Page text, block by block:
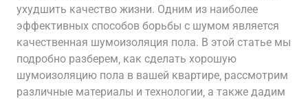
ухудшить качество жизни. Одним из наиболее
эффективных способов борьбы с шумом является
качественная шумоизоляция пола. В этой статье мы
подробно разберем‚ как сделать хорошую
шумоизоляцию пола в вашей квартире‚ рассмотрим
различные материалы и технологии‚ а также дадим